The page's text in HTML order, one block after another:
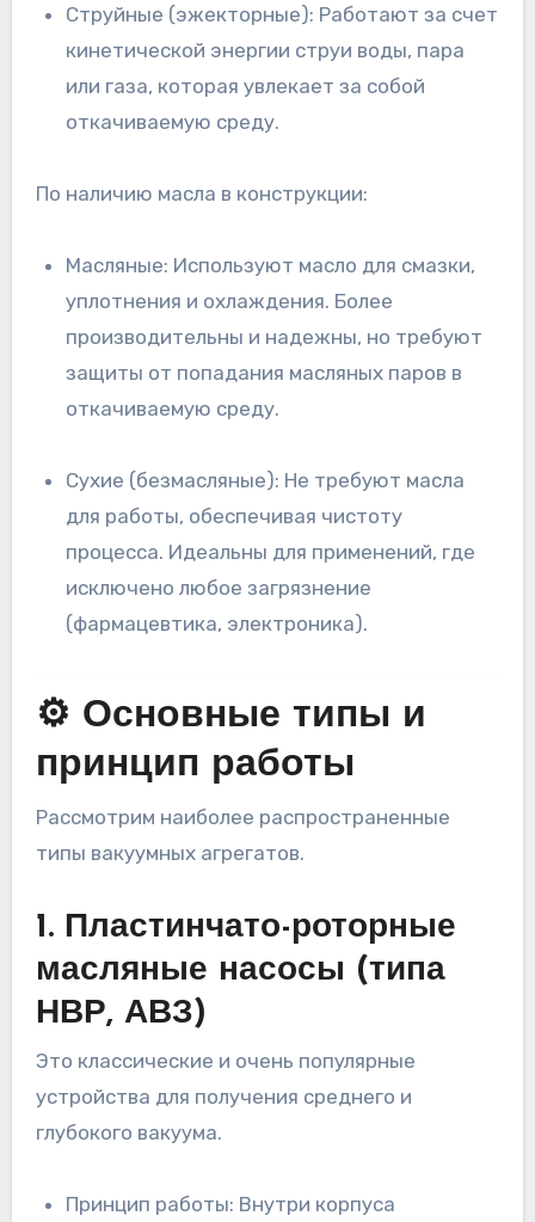
Струйные (эжекторные): Работают за счет
кинетической энергии струи воды, пара
или газа, которая увлекает за собой
откачиваемую среду.
По наличию масла в конструкции:
Масляные: Используют масло для смазки,
уплотнения и охлаждения. Более
производительны и надежны, но требуют
защиты от попадания масляных паров в
откачиваемую среду.
Сухие (безмасляные): Не требуют масла
для работы, обеспечивая чистоту
процесса. Идеальны для применений, где
исключено любое загрязнение
(фармацевтика, электроника).
⚙️ Основные типы и
принцип работы
Рассмотрим наиболее распространенные
типы вакуумных агрегатов.
1. Пластинчато-роторные
масляные насосы (типа
НВР, АВЗ)
Это классические и очень популярные
устройства для получения среднего и
глубокого вакуума.
Принцип работы: Внутри корпуса